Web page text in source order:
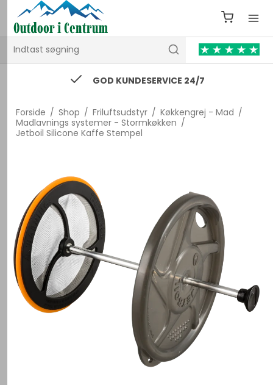
GOD KUNDESERVICE 24/7
Forside / Shop / Friluftsudstyr / Køkkengrej - Mad /
Madlavnings systemer - Stormkøkken /
Jetboil Silicone Kaffe Stempel